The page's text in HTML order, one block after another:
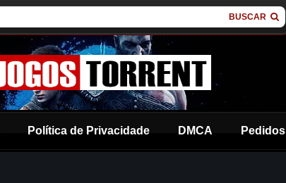
BUSCAR
Política de Privacidade DMCA Pedidos